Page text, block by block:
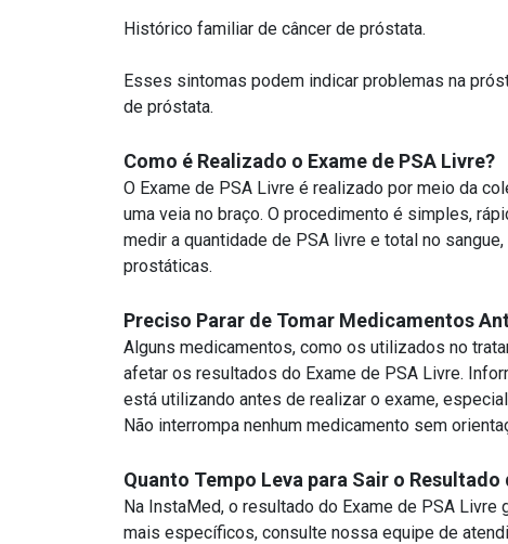
Histórico familiar de câncer de próstata.
Esses sintomas podem indicar problemas na
de próstata.
Como é Realizado o Exame de PSA Livre?
O Exame de PSA Livre é realizado por meio da
uma veia no braço. O procedimento é simples,
medir a quantidade de PSA livre e total no
prostáticas.
Preciso Parar de Tomar Medicamentos
Alguns medicamentos, como os utilizados no
afetar os resultados do Exame de PSA Livre.
está utilizando antes de realizar o exame,
Não interrompa nenhum medicamento sem
Quanto Tempo Leva para Sair o Resultado
Na InstaMed, o resultado do Exame de PSA
mais específicos, consulte nossa equipe de